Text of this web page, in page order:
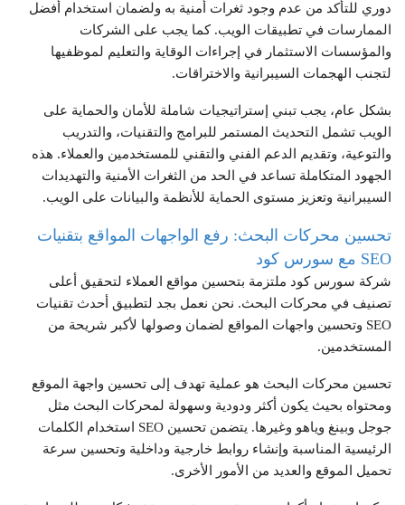
دوري للتأكد من عدم وجود ثغرات أمنية به ولضمان استخدام أفضل
الممارسات في تطبيقات الويب. كما يجب على الشركات
والمؤسسات الاستثمار في إجراءات الوقاية والتعليم لموظفيها
لتجنب الهجمات السيبرانية والاختراقات.
بشكل عام، يجب تبني إستراتيجيات شاملة للأمان والحماية على
الويب تشمل التحديث المستمر للبرامج والتقنيات، والتدريب
والتوعية، وتقديم الدعم الفني والتقني للمستخدمين والعملاء. هذه
الجهود المتكاملة تساعد في الحد من الثغرات الأمنية والتهديدات
السيبرانية وتعزيز مستوى الحماية للأنظمة والبيانات على الويب.
تحسين محركات البحث: رفع الواجهات المواقع بتقنيات
SEO مع سورس كود
شركة سورس كود ملتزمة بتحسين مواقع العملاء لتحقيق أعلى
تصنيف في محركات البحث. نحن نعمل بجد لتطبيق أحدث تقنيات
SEO وتحسين واجهات المواقع لضمان وصولها لأكبر شريحة من
المستخدمين.
تحسين محركات البحث هو عملية تهدف إلى تحسين واجهة الموقع
ومحتواه بحيث يكون أكثر ودودية وسهولة لمحركات البحث مثل
جوجل وبينغ وياهو وغيرها. يتضمن تحسين SEO استخدام الكلمات
الرئيسية المناسبة وإنشاء روابط خارجية وداخلية وتحسين سرعة
تحميل الموقع والعديد من الأمور الأخرى.